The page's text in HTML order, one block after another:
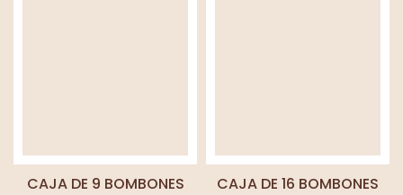
CAJA DE 9 BOMBONES CAJA DE 16 BOMBONES